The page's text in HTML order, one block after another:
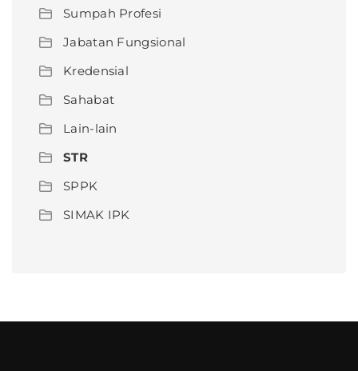
Sumpah Profesi
Jabatan Fungsional
Kredensial
Sahabat
Lain-lain
STR
SPPK
SIMAK IPK